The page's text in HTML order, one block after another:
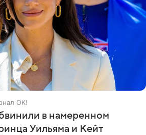
OK!
в намеренном
Уильяма и Кейт